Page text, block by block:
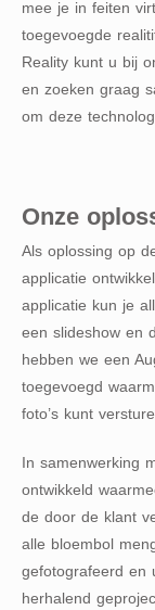
mee je in feiten
toegevoegde
Reality kunt u bij
en zoeken graag
om deze
Onze
Als oplossing op
applicatie
applicatie kun je
een slideshow en
hebben we een
toegevoegd
foto’s kunt
In samenwerking
ontwikkeld
de door de klant
alle bloembol
gefotografeerd en
herhalend